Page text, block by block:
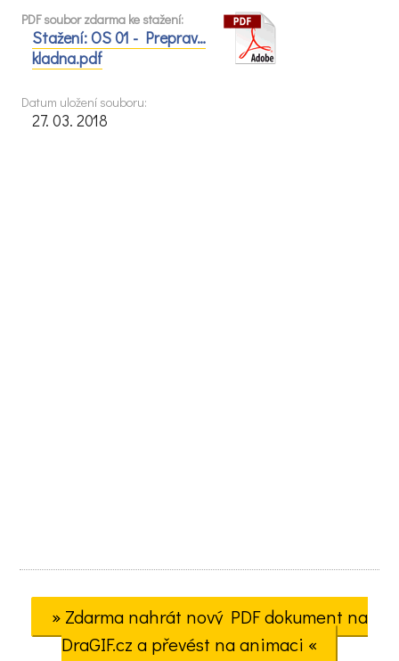
PDF soubor zdarma ke stažení:
Stažení: OS 01 - Preprav…
kladna.pdf
Datum uložení souboru:
27. 03. 2018
» Zdarma nahrát nový PDF dokument na
DraGIF.cz a převést na animaci «